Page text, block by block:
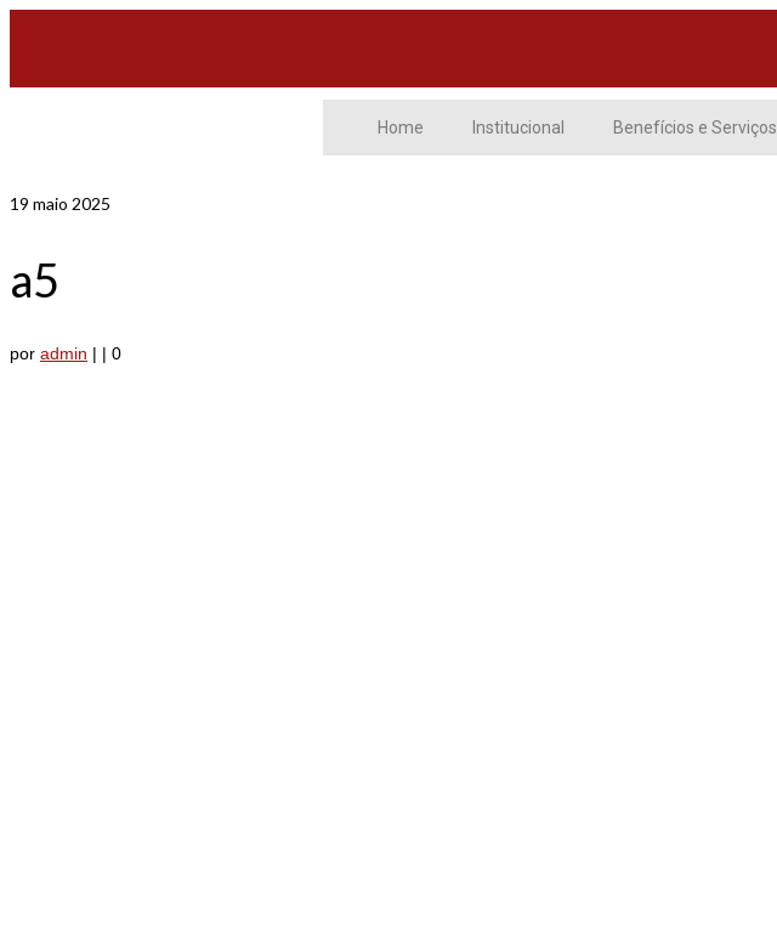
Home Institucional Benefícios e Serviços
19 maio 2025
a5
por admin | | 0